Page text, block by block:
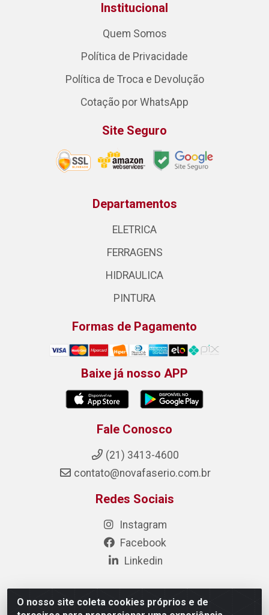
O nosso site coleta cookies próprios e de
Institucional
Quem Somos
Política de Privacidade
Política de Troca e Devolução
Cotação por WhatsApp
Site Seguro
Departamentos
ELETRICA
FERRAGENS
HIDRAULICA
PINTURA
Formas de Pagamento
Baixe já nosso APP
Fale Conosco
(21) 3413-4600
contato@novafaserio.com.br
Redes Sociais
Instagram
Facebook
Linkedin
Nova Fase Materiais Elétricos e Hidráulicos - Estr. de